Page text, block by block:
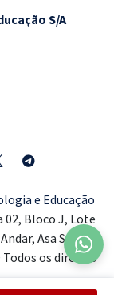
S/A
e Educação
02, Bloco J, Lote
Asa Sul,
Todos os direitos